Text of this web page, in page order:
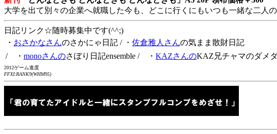
大学を出て別々の企業へ就職した今も、どこに行くにもいつも一緒な二人
日記リンク☆随時募集中です(^^;)
・ おさかなさんのさかにゃ日記 / ・ 佐倉雅人さんの気まま散財日記
/ ・ monoさんのさぼり日記ensemble / ・ KAZさんのKAZ兄チャマのダメダ
2012ゲーム進度
FFXI:RANK9(WHM95)